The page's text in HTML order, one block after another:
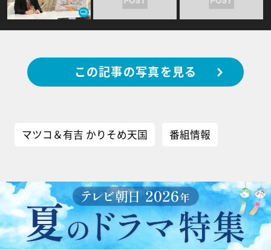
この記事の写真を見る
マツコ＆有吉 かりそめ天国 番組情報